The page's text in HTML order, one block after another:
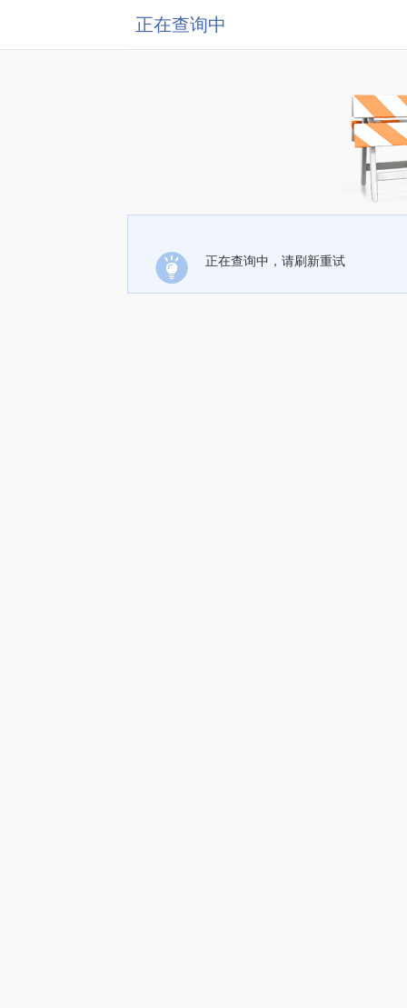
正在查询中
正在查询中，请刷新重试